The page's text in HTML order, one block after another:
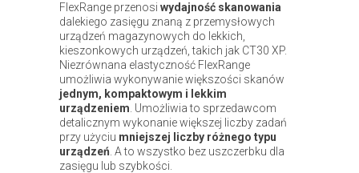
FlexRange przenosi wydajność skanowania
dalekiego zasięgu znaną z przemysłowych
urządzeń magazynowych do lekkich,
kieszonkowych urządzeń, takich jak CT30 XP.
Niezrównana elastyczność FlexRange
umożliwia wykonywanie większości skanów
jednym, kompaktowym i lekkim
urządzeniem . Umożliwia to sprzedawcom
detalicznym wykonanie większej liczby zadań
przy użyciu mniejszej liczby różnego typu
urządzeń . A to wszystko bez uszczerbku dla
zasięgu lub szybkości.